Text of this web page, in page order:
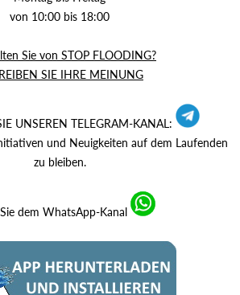
von 10:00 bis 18:00
Sie von STOP FLOODING?
SIE IHRE MEINUNG
UNSEREN TELEGRAM-KANAL:
und Neuigkeiten auf dem Laufenden
zu bleiben.
dem WhatsApp-Kanal